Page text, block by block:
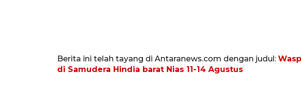
Berita ini telah tayang di Antaranews.com dengan judul:
di Samudera Hindia barat Nias 11-14 Agustus